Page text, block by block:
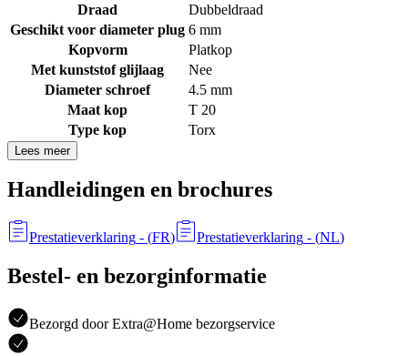
Draad
Dubbeldraad
Geschikt voor diameter plug 6 mm
Kopvorm
Platkop
Met kunststof glijlaag
Nee
Diameter schroef
4.5 mm
Maat kop
T 20
Type kop
Torx
Lees meer
Handleidingen en brochures
Prestatieverklaring - (FR) Prestatieverklaring - (NL)
Bestel- en bezorginformatie
Bezorgd door Extra@Home bezorgservice